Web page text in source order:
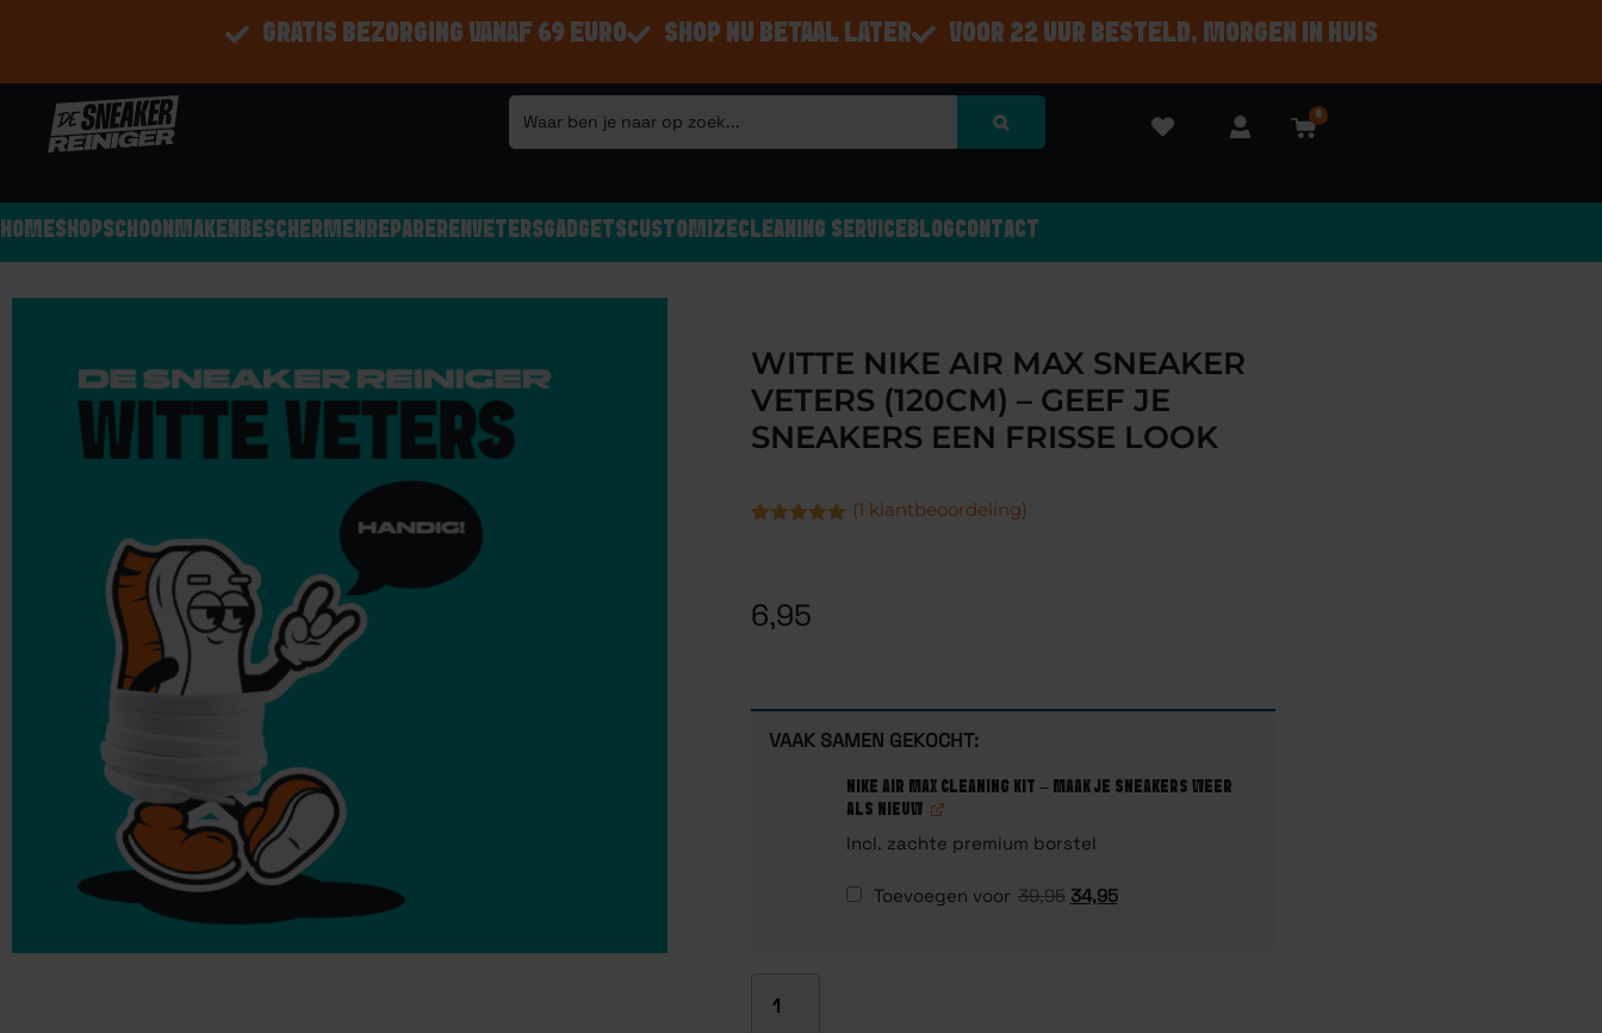
GRATIS BEZORGING VANAF 69 EURO SHOP NU BETAAL LATER VOOR 22 UUR BESTELD, MORGEN IN HUIS
0
HOMESHOPSCHOONMAKEN BESCHERMEN REPAREREN VETERSGADGETSCUSTOMIZECLEANING SERVICE BLOGCONTACT
WITTE NIKE AIR MAX SNEAKER
VETERS (120CM) – GEEF JE
SNEAKERS EEN FRISSE LOOK
klantbeoordeling
(1 klantbeoordeling)
6,95
VAAK SAMEN GEKOCHT:
NIKE AIR MAX CLEANING KIT – MAAK JE SNEAKERS WEER
ALS NIEUW
Incl. zachte premium borstel
Toevoegen voor 39,95 34,95